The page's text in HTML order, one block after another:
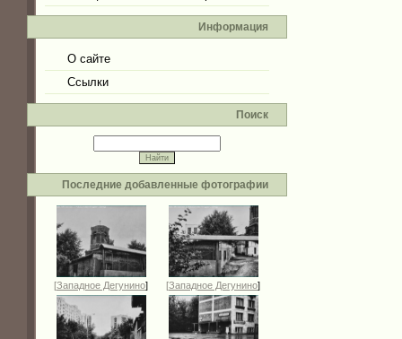
Информация
О сайте
Ссылки
Поиск
Последние добавленные фотографии
[Западное Дегунино] [Западное Дегунино]